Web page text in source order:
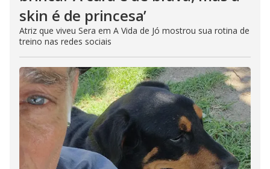
skin é de princesa’
Atriz que viveu Sera em A Vida de Jó mostrou sua rotina de
treino nas redes sociais